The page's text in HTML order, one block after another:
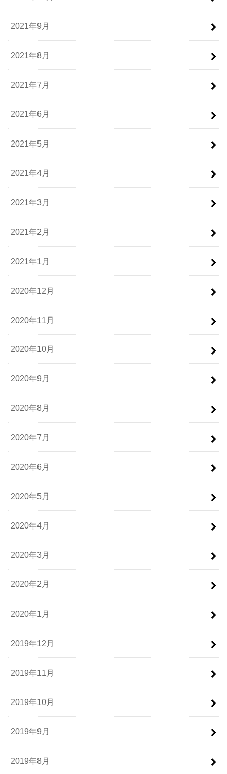
2021年9月
2021年8月
2021年7月
2021年6月
2021年5月
2021年4月
2021年3月
2021年2月
2021年1月
2020年12月
2020年11月
2020年10月
2020年9月
2020年8月
2020年7月
2020年6月
2020年5月
2020年4月
2020年3月
2020年2月
2020年1月
2019年12月
2019年11月
2019年10月
2019年9月
2019年8月